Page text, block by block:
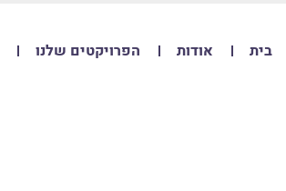
בית אודות הפרויקטים שלנו